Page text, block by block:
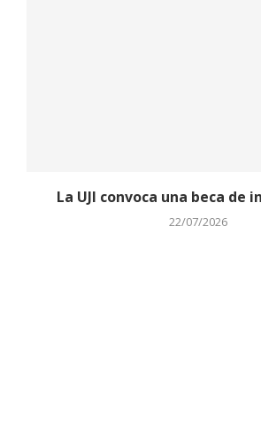
La UJI convoca una beca de
22/07/2026